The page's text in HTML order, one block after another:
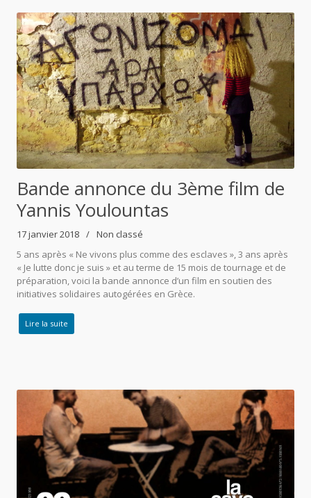
Bande annonce du 3ème film de
Yannis Youlountas
17 janvier 2018
Non classé
5 ans après « Ne vivons plus comme des esclaves », 3 ans après
« Je lutte donc je suis » et au terme de 15 mois de tournage et de
préparation, voici la bande annonce d’un film en soutien des
initiatives solidaires autogérées en Grèce.
Lire la suite